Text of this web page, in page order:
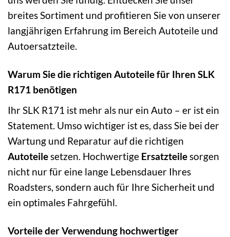
breites Sortiment und profitieren Sie von unserer
langjährigen Erfahrung im Bereich Autoteile und
Autoersatzteile.
Warum Sie die richtigen Autoteile für Ihren SLK
R171 benötigen
Ihr SLK R171 ist mehr als nur ein Auto – er ist ein
Statement. Umso wichtiger ist es, dass Sie bei der
Wartung und Reparatur auf die richtigen
Autoteilesetzen. Hochwertige Ersatzteilesorgen
nicht nur für eine lange Lebensdauer Ihres
Roadsters, sondern auch für Ihre Sicherheit und
ein optimales Fahrgefühl.
Vorteile der Verwendung hochwertiger